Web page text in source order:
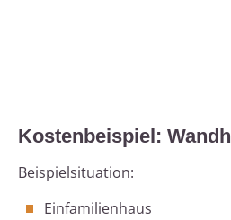
Kostenbeispiel:
Beispielsituation:
Einfamilienhaus